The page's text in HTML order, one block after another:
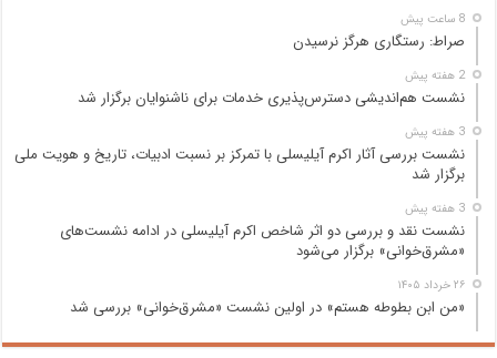
8 ساعت پیش
صراط: رستگاری هرگز نرسیدن
2 هفته پیش
نشست هم‌اندیشی دسترس‌پذیری خدمات برای ناشنوایان برگزار شد
3 هفته پیش
نشست بررسی آثار اکرم آیلیسلی با تمرکز بر نسبت ادبیات، تاریخ و هویت ملی
برگزار شد
3 هفته پیش
نشست نقد و بررسی دو اثر شاخص اکرم آیلیسلی در ادامه نشست‌های
«مشرق‌خوانی» برگزار می‌شود
۲۶ خرداد ۱۴۰۵
«من ابن بطوطه هستم» در اولین نشست «مشرق‌خوانی» بررسی شد